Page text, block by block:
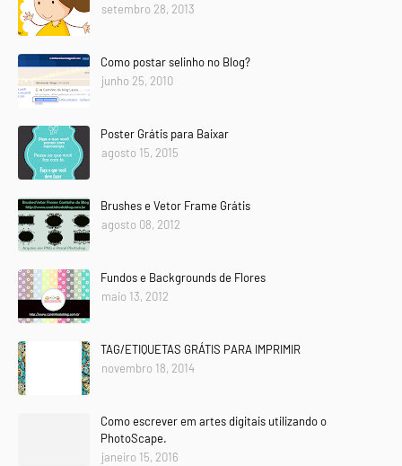
setembro 28, 2013
Como postar selinho no Blog?
junho 25, 2010
Poster Grátis para Baixar
agosto 15, 2015
Brushes e Vetor Frame Grátis
agosto 08, 2012
Fundos e Backgrounds de Flores
maio 13, 2012
TAG/ETIQUETAS GRÁTIS PARA IMPRIMIR
novembro 18, 2014
Como escrever em artes digitais utilizando o
PhotoScape.
janeiro 15, 2016